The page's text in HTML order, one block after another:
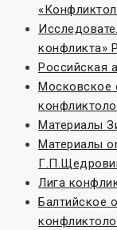
конфликта»
Российская
Московское
Материалы
Материалы
Лига
Балтийское